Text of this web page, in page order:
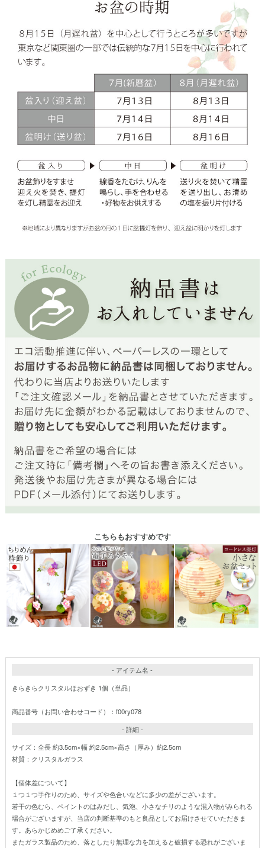
こちらもおすすめです
- アイテム名 -
きらきらクリスタルほおずき 1個（単品）
商品番号（お問い合わせコード）：f00ry078
- 詳細 -
サイズ：全長 約3.5cm×幅 約2.5cm×高さ（厚み）約2.5cm
材質：クリスタルガラス
【個体差について】
１つ１つ手作りのため、サイズや色合いなどに多少の差がございます。
若干の色むら、ペイントのはみだし、気泡、小さなチリのような混入物がみられる
場合がございますが、当店の判断基準のもと良品としてお届けさせていただきま
す。あらかじめめご了承ください。
またガラス製品のため、落としたり無理な力を加えると破損する恐れがございま